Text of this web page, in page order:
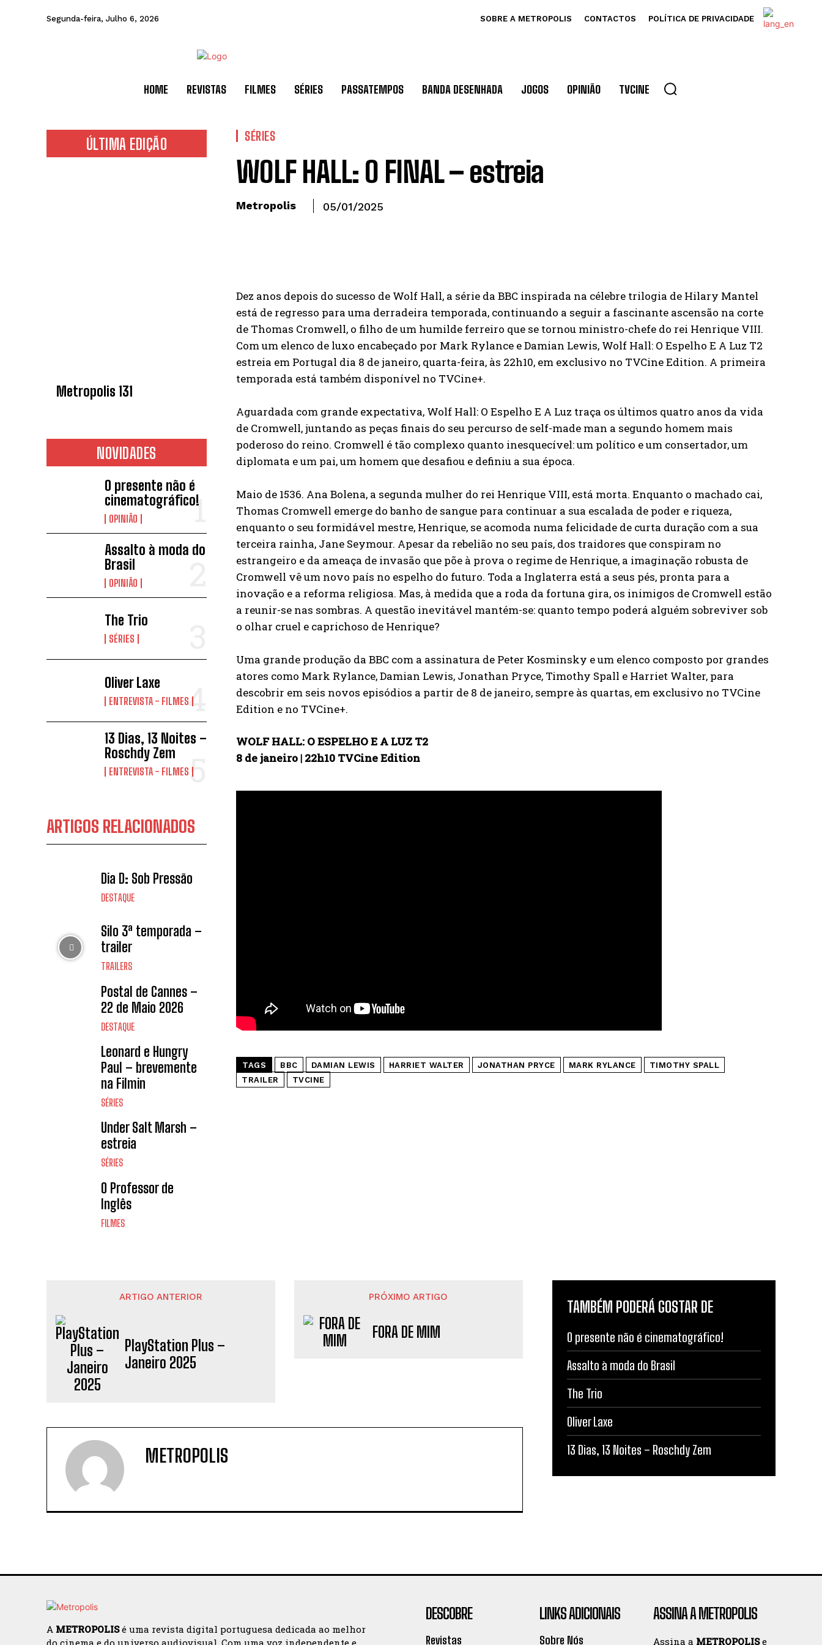
Segunda-feira, Julho 6, 2026 SOBRE A METROPOLIS CONTACTOS POLÍTICA DE PRIVACIDADE
HOME REVISTAS FILMES SÉRIES PASSATEMPOS BANDA DESENHADA JOGOS OPINIÃO TVCINE
ÚLTIMA EDIÇÃO
Metropolis 131
NOVIDADES
O presente não é
cinematográfico!
OPINIÃO
Assalto à moda do
Brasil
OPINIÃO
The Trio
SÉRIES
Oliver Laxe
ENTREVISTA - FILMES
13 Dias, 13 Noites –
Roschdy Zem
ENTREVISTA - FILMES
ARTIGOS RELACIONADOS
Dia D: Sob Pressão
DESTAQUE
Silo 3ª temporada –
trailer
TRAILERS
Postal de Cannes –
22 de Maio 2026
DESTAQUE
Leonard e Hungry
Paul – brevemente
na Filmin
SÉRIES
Under Salt Marsh –
estreia
SÉRIES
O Professor de
Inglês
FILMES
SÉRIES
WOLF HALL: O FINAL – estreia
Metropolis 05/01/2025
Dez anos depois do sucesso de Wolf Hall, a série da BBC inspirada na célebre trilogia de Hilary Mantel
está de regresso para uma derradeira temporada, continuando a seguir a fascinante ascensão na corte
de Thomas Cromwell, o filho de um humilde ferreiro que se tornou ministro-chefe do rei Henrique VIII.
Com um elenco de luxo encabeçado por Mark Rylance e Damian Lewis, Wolf Hall: O Espelho E A Luz T2
estreia em Portugal dia 8 de janeiro, quarta-feira, às 22h10, em exclusivo no TVCine Edition. A primeira
temporada está também disponível no TVCine+.
Aguardada com grande expectativa, Wolf Hall: O Espelho E A Luz traça os últimos quatro anos da vida
de Cromwell, juntando as peças finais do seu percurso de self-made man a segundo homem mais
poderoso do reino. Cromwell é tão complexo quanto inesquecível: um político e um consertador, um
diplomata e um pai, um homem que desafiou e definiu a sua época.
Maio de 1536. Ana Bolena, a segunda mulher do rei Henrique VIII, está morta. Enquanto o machado cai,
Thomas Cromwell emerge do banho de sangue para continuar a sua escalada de poder e riqueza,
enquanto o seu formidável mestre, Henrique, se acomoda numa felicidade de curta duração com a sua
terceira rainha, Jane Seymour. Apesar da rebelião no seu país, dos traidores que conspiram no
estrangeiro e da ameaça de invasão que põe à prova o regime de Henrique, a imaginação robusta de
Cromwell vê um novo país no espelho do futuro. Toda a Inglaterra está a seus pés, pronta para a
inovação e a reforma religiosa. Mas, à medida que a roda da fortuna gira, os inimigos de Cromwell estão
a reunir-se nas sombras. A questão inevitável mantém-se: quanto tempo poderá alguém sobreviver sob
o olhar cruel e caprichoso de Henrique?
Uma grande produção da BBC com a assinatura de Peter Kosminsky e um elenco composto por grandes
atores como Mark Rylance, Damian Lewis, Jonathan Pryce, Timothy Spall e Harriet Walter, para
descobrir em seis novos episódios a partir de 8 de janeiro, sempre às quartas, em exclusivo no TVCine
Edition e no TVCine+.
WOLF HALL: O ESPELHO E A LUZ T2
8 de janeiro | 22h10 TVCine Edition
TAGS BBC DAMIAN LEWIS HARRIET WALTER JONATHAN PRYCE MARK RYLANCE
TIMOTHY SPALL
TRAILER
TVCINE
ARTIGO ANTERIOR
PlayStation Plus –
Janeiro 2025
PRÓXIMO ARTIGO
FORA DE MIM
METROPOLIS
TAMBÉM PODERÁ GOSTAR DE
O presente não é cinematográfico!
Assalto à moda do Brasil
The Trio
Oliver Laxe
13 Dias, 13 Noites – Roschdy Zem
A METROPOLISé uma revista digital portuguesa dedicada ao melhor
DESCOBRE
Revistas
LINKS ADICIONAIS
Sobre Nós
ASSINA A METROPOLIS
Assina a METROPOLISe